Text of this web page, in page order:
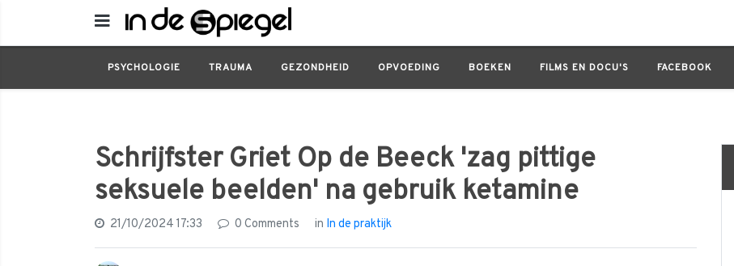
PSYCHOLOGIE TRAUMA GEZONDHEID OPVOEDING BOEKEN FILMS EN DOCU'S FACEBOOK
In de praktijk Schrijfster Griet Op de Beeck 'zag pittige seksuele beelden' na gebruik ketamine
Schrijfster Griet Op de Beeck 'zag pittige
seksuele beelden' na gebruik ketamine
21/10/2024 17:33 0 Comments in In de praktijk